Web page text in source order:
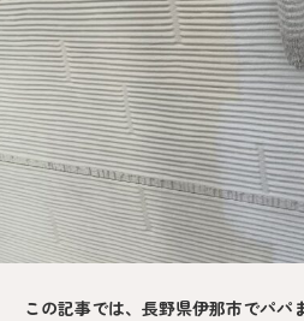
この記事では、長野県伊那市でパパ